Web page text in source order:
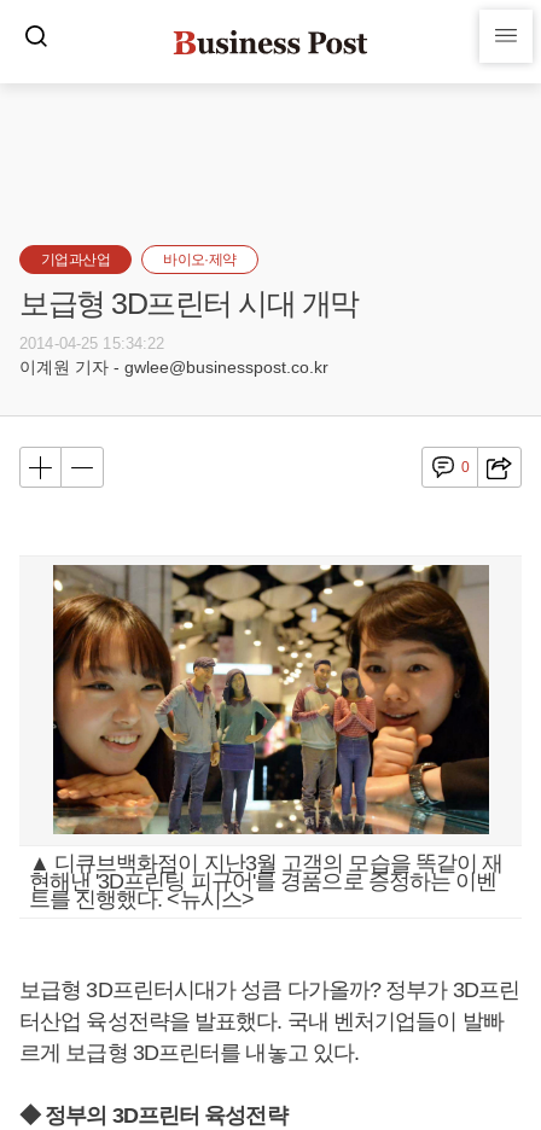
기업과산업 바이오·제약
보급형 3D프린터 시대 개막
2014-04-25 15:34:22
이계원 기자 - gwlee@businesspost.co.kr
0
▲ 디큐브백화점이 지난3월 고객의 모습을 똑같이 재
현해낸 '3D프린팅 피규어'를 경품으로 증정하는 이벤
트를 진행했다. <뉴시스>
보급형 3D프린터시대가 성큼 다가올까? 정부가 3D프린
터산업 육성전략을 발표했다. 국내 벤처기업들이 발빠
르게 보급형 3D프린터를 내놓고 있다.
◆ 정부의 3D프린터 육성전략